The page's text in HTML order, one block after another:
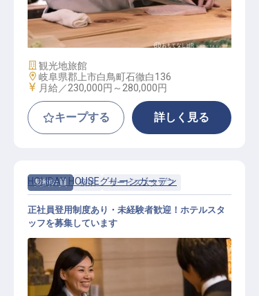
料理人（和食懐石）
施設業態
観光地旅館
勤務地
岐阜県郡上市白鳥町石徹白136
給与
月給／230,000円～ 280,000円
キープする 詳しく見る
契約社員 宿泊 サービススタッフ
HOLIDAY HOUSEグリーンガーデン
正社員登用制度あり・未経験者歓迎！ホテルスタ
ッフを募集しています